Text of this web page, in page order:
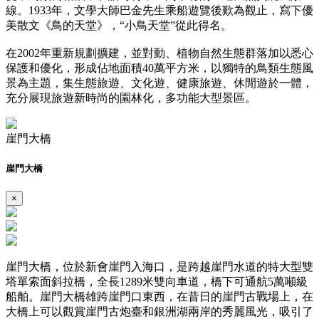
線。1933年，文學大師巴金先生乘船遊覽後歎為觀止，寫下優
美散文《鳥的天堂》，“小鳥天堂”從此得名。
在2002年重新規劃擴建，並對動、植物自然生態群落加以悉心
保護和優化，形成佔地面積40萬平方米，以獨特的鳥類生態風
景為主題，集生態旅遊、文化遊、健康旅遊、休閒遊於一體，
充分展現旅遊新時尚的園林化，多功能大型景區。
崖門大橋
崖門大橋
×
崖門大橋，位於新會崖門入海口，是跨越崖門水道的特大型雙
塔單索面斜拉橋，全長1289米雙向車道，橋下可通航5萬噸級
船舶。崖門大橋雄跨崖門口東西，在昔日的崖門古戰場上，在
大橋上可以觀賞崖門古炮臺和銀洲湖兩岸的秀麗風光，吸引了